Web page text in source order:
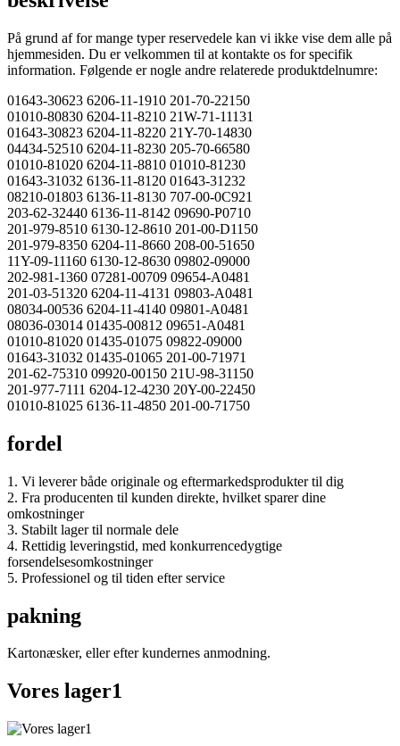
På grund af for mange typer reservedele kan vi ikke vise dem alle på
hjemmesiden. Du er velkommen til at kontakte os for specifik
information. Følgende er nogle andre relaterede produktdelnumre:
01643-30623 6206-11-1910 201-70-22150
01010-80830 6204-11-8210 21W-71-11131
01643-30823 6204-11-8220 21Y-70-14830
04434-52510 6204-11-8230 205-70-66580
01010-81020 6204-11-8810 01010-81230
01643-31032 6136-11-8120 01643-31232
08210-01803 6136-11-8130 707-00-0C921
203-62-32440 6136-11-8142 09690-P0710
201-979-8510 6130-12-8610 201-00-D1150
201-979-8350 6204-11-8660 208-00-51650
11Y-09-11160 6130-12-8630 09802-09000
202-981-1360 07281-00709 09654-A0481
201-03-51320 6204-11-4131 09803-A0481
08034-00536 6204-11-4140 09801-A0481
08036-03014 01435-00812 09651-A0481
01010-81020 01435-01075 09822-09000
01643-31032 01435-01065 201-00-71971
201-62-75310 09920-00150 21U-98-31150
201-977-7111 6204-12-4230 20Y-00-22450
01010-81025 6136-11-4850 201-00-71750
fordel
1. Vi leverer både originale og eftermarkedsprodukter til dig
2. Fra producenten til kunden direkte, hvilket sparer dine
omkostninger
3. Stabilt lager til normale dele
4. Rettidig leveringstid, med konkurrencedygtige
forsendelsesomkostninger
5. Professionel og til tiden efter service
pakning
Kartonæsker, eller efter kundernes anmodning.
Vores lager1